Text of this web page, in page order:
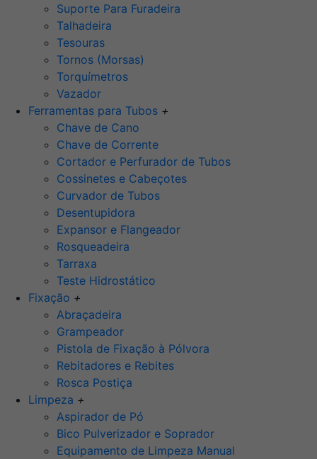
Suporte Para Furadeira
Talhadeira
Tesouras
Tornos (Morsas)
Torquímetros
Vazador
Ferramentas para Tubos +
Chave de Cano
Chave de Corrente
Cortador e Perfurador de Tubos
Cossinetes e Cabeçotes
Curvador de Tubos
Desentupidora
Expansor e Flangeador
Rosqueadeira
Tarraxa
Teste Hidrostático
Fixação +
Abraçadeira
Grampeador
Pistola de Fixação à Pólvora
Rebitadores e Rebites
Rosca Postiça
Limpeza +
Aspirador de Pó
Bico Pulverizador e Soprador
Equipamento de Limpeza Manual